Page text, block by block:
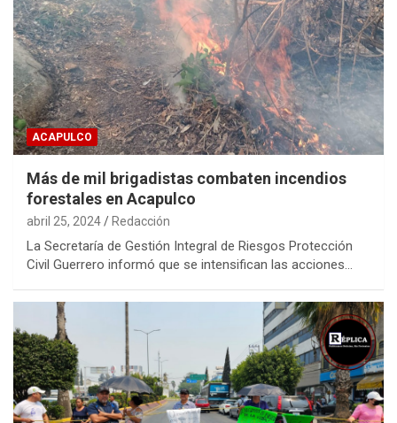
ACAPULCO
Más de mil brigadistas combaten incendios
forestales en Acapulco
abril 25, 2024 Redacción
La Secretaría de Gestión Integral de Riesgos Protección
Civil Guerrero informó que se intensifican las acciones…